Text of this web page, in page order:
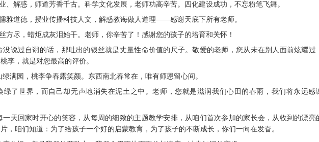
、解惑，师道芳香千古。科学文化发展，老师功高辛苦。四化建设成功，不忘粉笔飞舞。
雅道德，授业传播科技人文，解惑教诲做人道理——感谢天底下所有老师。
方尽，蜡炬成灰泪始干。老师，你辛苦了！感谢您的孩子的培育和关怀！
没说过自诩的话，那吐出的银丝就是丈量性命价值的尺子。敬爱的老师，您从未在别人面前炫耀过
李，就是对您最高的评价。
绿满园，桃李争春露笑颜。东西南北春常在，唯有师恩留心间。
绿了世界，而自己却无声地消失在泥土之中。老师，您就是滋润我们心田的春雨，我们将永远感
一天回家时开心的笑容，从每周的细致的主题教学安排，从咱们首次参加的家长会，从收到的漂亮
，咱们知道：为了给孩子一个好的启蒙教育，为了孩子的不断成长，你们一向在发奋。